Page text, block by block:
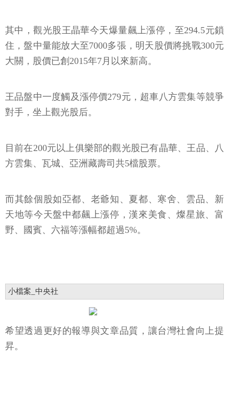
其中，觀光股王晶華今天爆量飆上漲停，至294.5元鎖
住，盤中量能放大至7000多張，明天股價將挑戰300元
大關，股價已創2015年7月以來新高。
王品盤中一度觸及漲停價279元，超車八方雲集等競爭
對手，坐上觀光股后。
目前在200元以上俱樂部的觀光股已有晶華、王品、八
方雲集、瓦城、亞洲藏壽司共5檔股票。
而其餘個股如亞都、老爺知、夏都、寒舍、雲品、新
天地等今天盤中都飆上漲停，漢來美食、燦星旅、富
野、國賓、六福等漲幅都超過5%。
小檔案_中央社
希望透過更好的報導與文章品質，讓台灣社會向上提
昇。